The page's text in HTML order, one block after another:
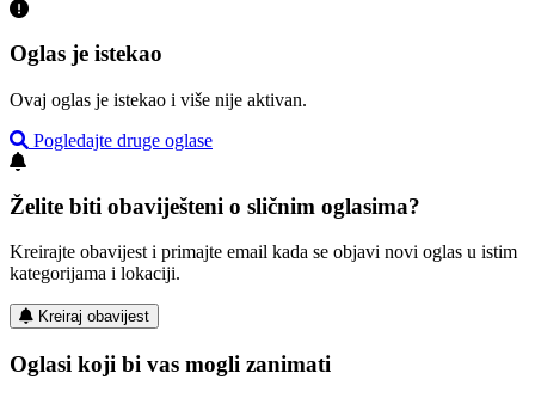
Oglas je istekao
Ovaj oglas je istekao i više nije aktivan.
Pogledajte druge oglase
Želite biti obaviješteni o sličnim oglasima?
Kreirajte obavijest i primajte email kada se objavi novi oglas u istim
kategorijama i lokaciji.
Kreiraj obavijest
Oglasi koji bi vas mogli zanimati